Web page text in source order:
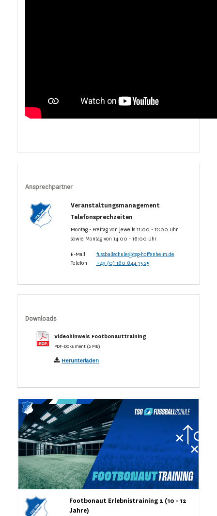
Ansprechpartner
Veranstaltungsmanagement
Telefonsprechzeiten
Montag - Freitag von jeweils 11:00 - 12:00 Uhr
sowie Montag von 14:00 - 16:00 Uhr
E-Mail
fussballschule@tsg-hoffenheim.de
Telefon
+49 (0) 160 844 75 25
Downloads
Videohinweis Footbonauttraining
PDF-Dokument (2 MB)
Herunterladen
Footbonaut Erlebnistraining 2 (10 - 12
Jahre)